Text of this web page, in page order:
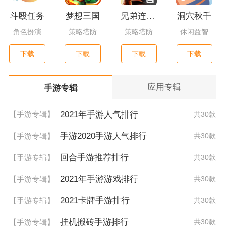
斗殴任务
角色扮演
下载
梦想三国
策略塔防
下载
兄弟连3：战争之子
策略塔防
下载
洞穴秋千
休闲益智
下载
手游专辑 应用专辑
【手游专辑】 2021年手游人气排行 共30款
【手游专辑】 手游2020手游人气排行 共30款
【手游专辑】 回合手游推荐排行 共30款
【手游专辑】 2021年手游游戏排行 共30款
【手游专辑】 2021卡牌手游排行 共30款
【手游专辑】 挂机搬砖手游排行 共30款